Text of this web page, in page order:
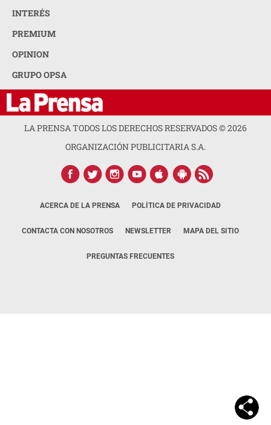
INTERÉS
PREMIUM
OPINION
GRUPO OPSA
LA PRENSA TODOS LOS DERECHOS RESERVADOS ©2026
ORGANIZACIÓN PUBLICITARIA S.A.
ACERCA DE LA PRENSA POLÍTICA DE PRIVACIDAD
CONTACTA CON NOSOTROS NEWSLETTER MAPA DEL SITIO
PREGUNTAS FRECUENTES